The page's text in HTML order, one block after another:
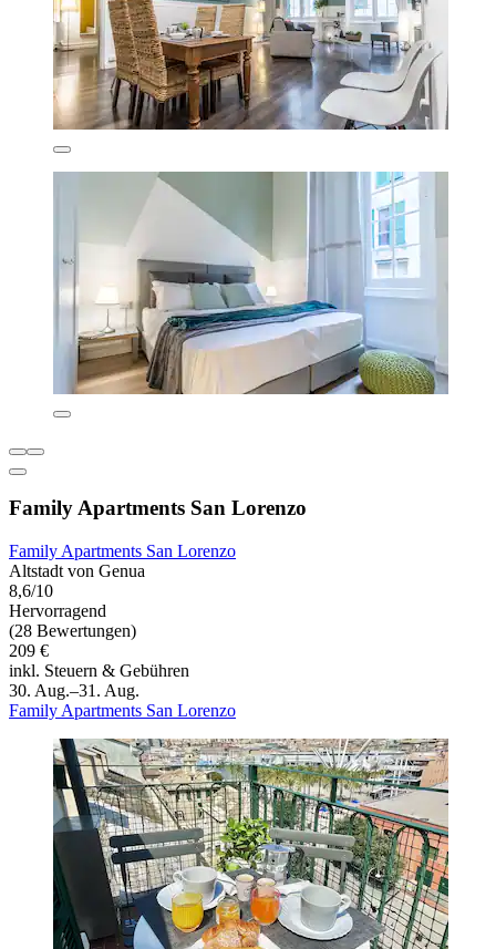
Family Apartments San Lorenzo
Family Apartments San Lorenzo
Altstadt von Genua
8,6/10
Hervorragend
(28 Bewertungen)
209 €
inkl. Steuern & Gebühren
30. Aug.–31. Aug.
Family Apartments San Lorenzo